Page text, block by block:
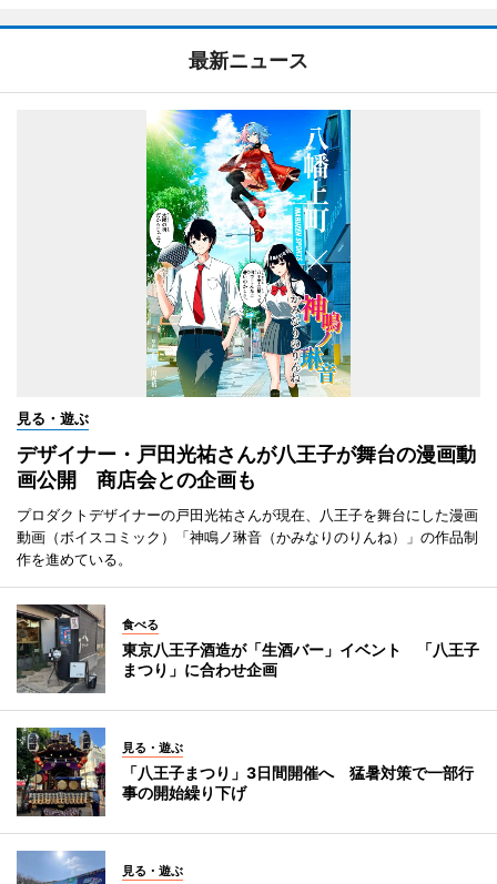
最新ニュース
見る・遊ぶ
デザイナー・戸田光祐さんが八王子が舞台の漫画動
画公開 商店会との企画も
プロダクトデザイナーの戸田光祐さんが現在、八王子を舞台にした漫画
動画（ボイスコミック）「神鳴ノ琳音（かみなりのりんね）」の作品制
作を進めている。
食べる
東京八王子酒造が「生酒バー」イベント 「八王子
まつり」に合わせ企画
見る・遊ぶ
「八王子まつり」3日間開催へ 猛暑対策で一部行
事の開始繰り下げ
見る・遊ぶ